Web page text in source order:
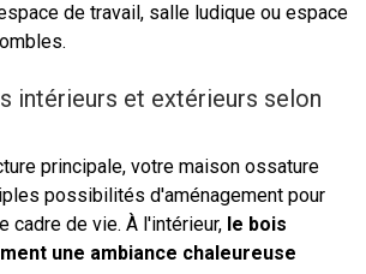
de travail, salle ludique ou espace
intérieurs et extérieurs selon
principale, votre maison ossature
possibilités d'aménagement pour
cadre de vie. À l'intérieur, le bois
une ambiance chaleureuse